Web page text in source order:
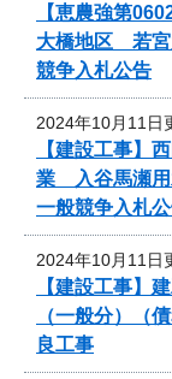
【恵農強第
大橋地区 若宮
競争入札公告
2024年10月11日
【建設工事】
業 入谷馬瀬用
一般競争入札
2024年10月11日
【建設工事】
（一般分）
良工事